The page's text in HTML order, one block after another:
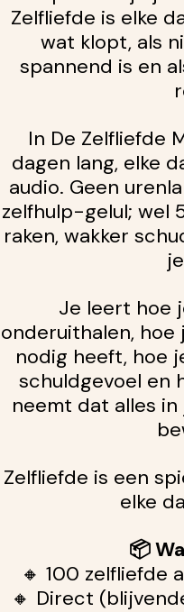
Zelfliefde is elke
wat klopt, als
spannend is en
In De Zelfliefde
dagen lang, elke
audio. Geen
zelfhulp-gelul; wel
raken, wakker
Je leert hoe
onderuithalen,
nodig heeft, hoe
schuldgevoel en
neemt dat alles
Zelfliefde is een
elke
📦
🔸 100 zelfliefde
🔸 Direct